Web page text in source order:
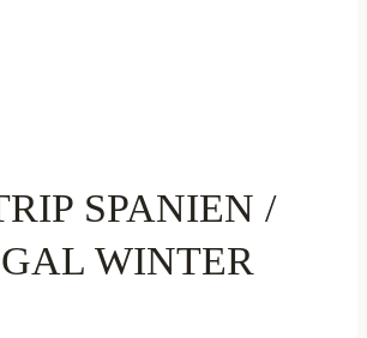
SPANIEN /
WINTER